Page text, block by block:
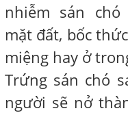
nhiễm sán
mặt đất, bốc
miệng hay ở
Trứng sán chó
người sẽ nở